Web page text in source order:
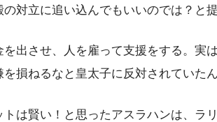
対立に追い込んでもいいのでは？と提
を出させ、人を雇って支援をする。実
損ねるなと皇太子に反対されていたん
トは賢い！と思ったアスラハンは、ラ